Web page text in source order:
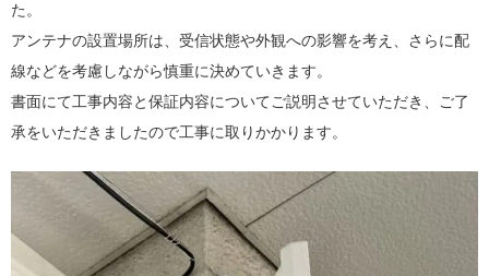
た。
アンテナの設置場所は、受信状態や外観への影響を考え、さらに配
線などを考慮しながら慎重に決めていきます。
書面にて工事内容と保証内容についてご説明させていただき、ご了
承をいただきましたので工事に取りかかります。